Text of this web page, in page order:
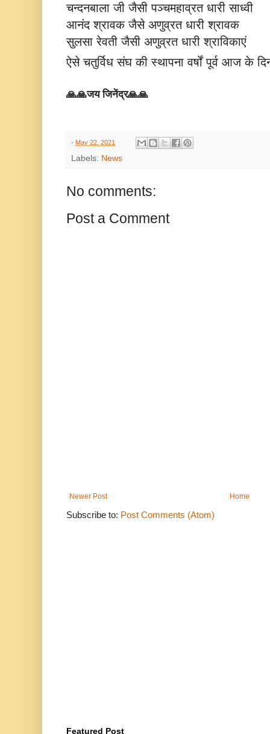
चन्दनबाला जी जैसी पञ्चमहाव्रत धारी साध्वी
आनंद श्रावक जैसे अणुव्रत धारी श्रावक
सुलसा रेवती जैसी अणुव्रत धारी श्राविकाएं
ऐसे चतुर्विध संघ की स्थापना वर्षों पूर्व आज के
🙏🙏जय जिनेंद्र🙏🙏
- May 22, 2021
Labels: News
No comments:
Post a Comment
Newer Post Home
Subscribe to: Post Comments (Atom)
Featured Post